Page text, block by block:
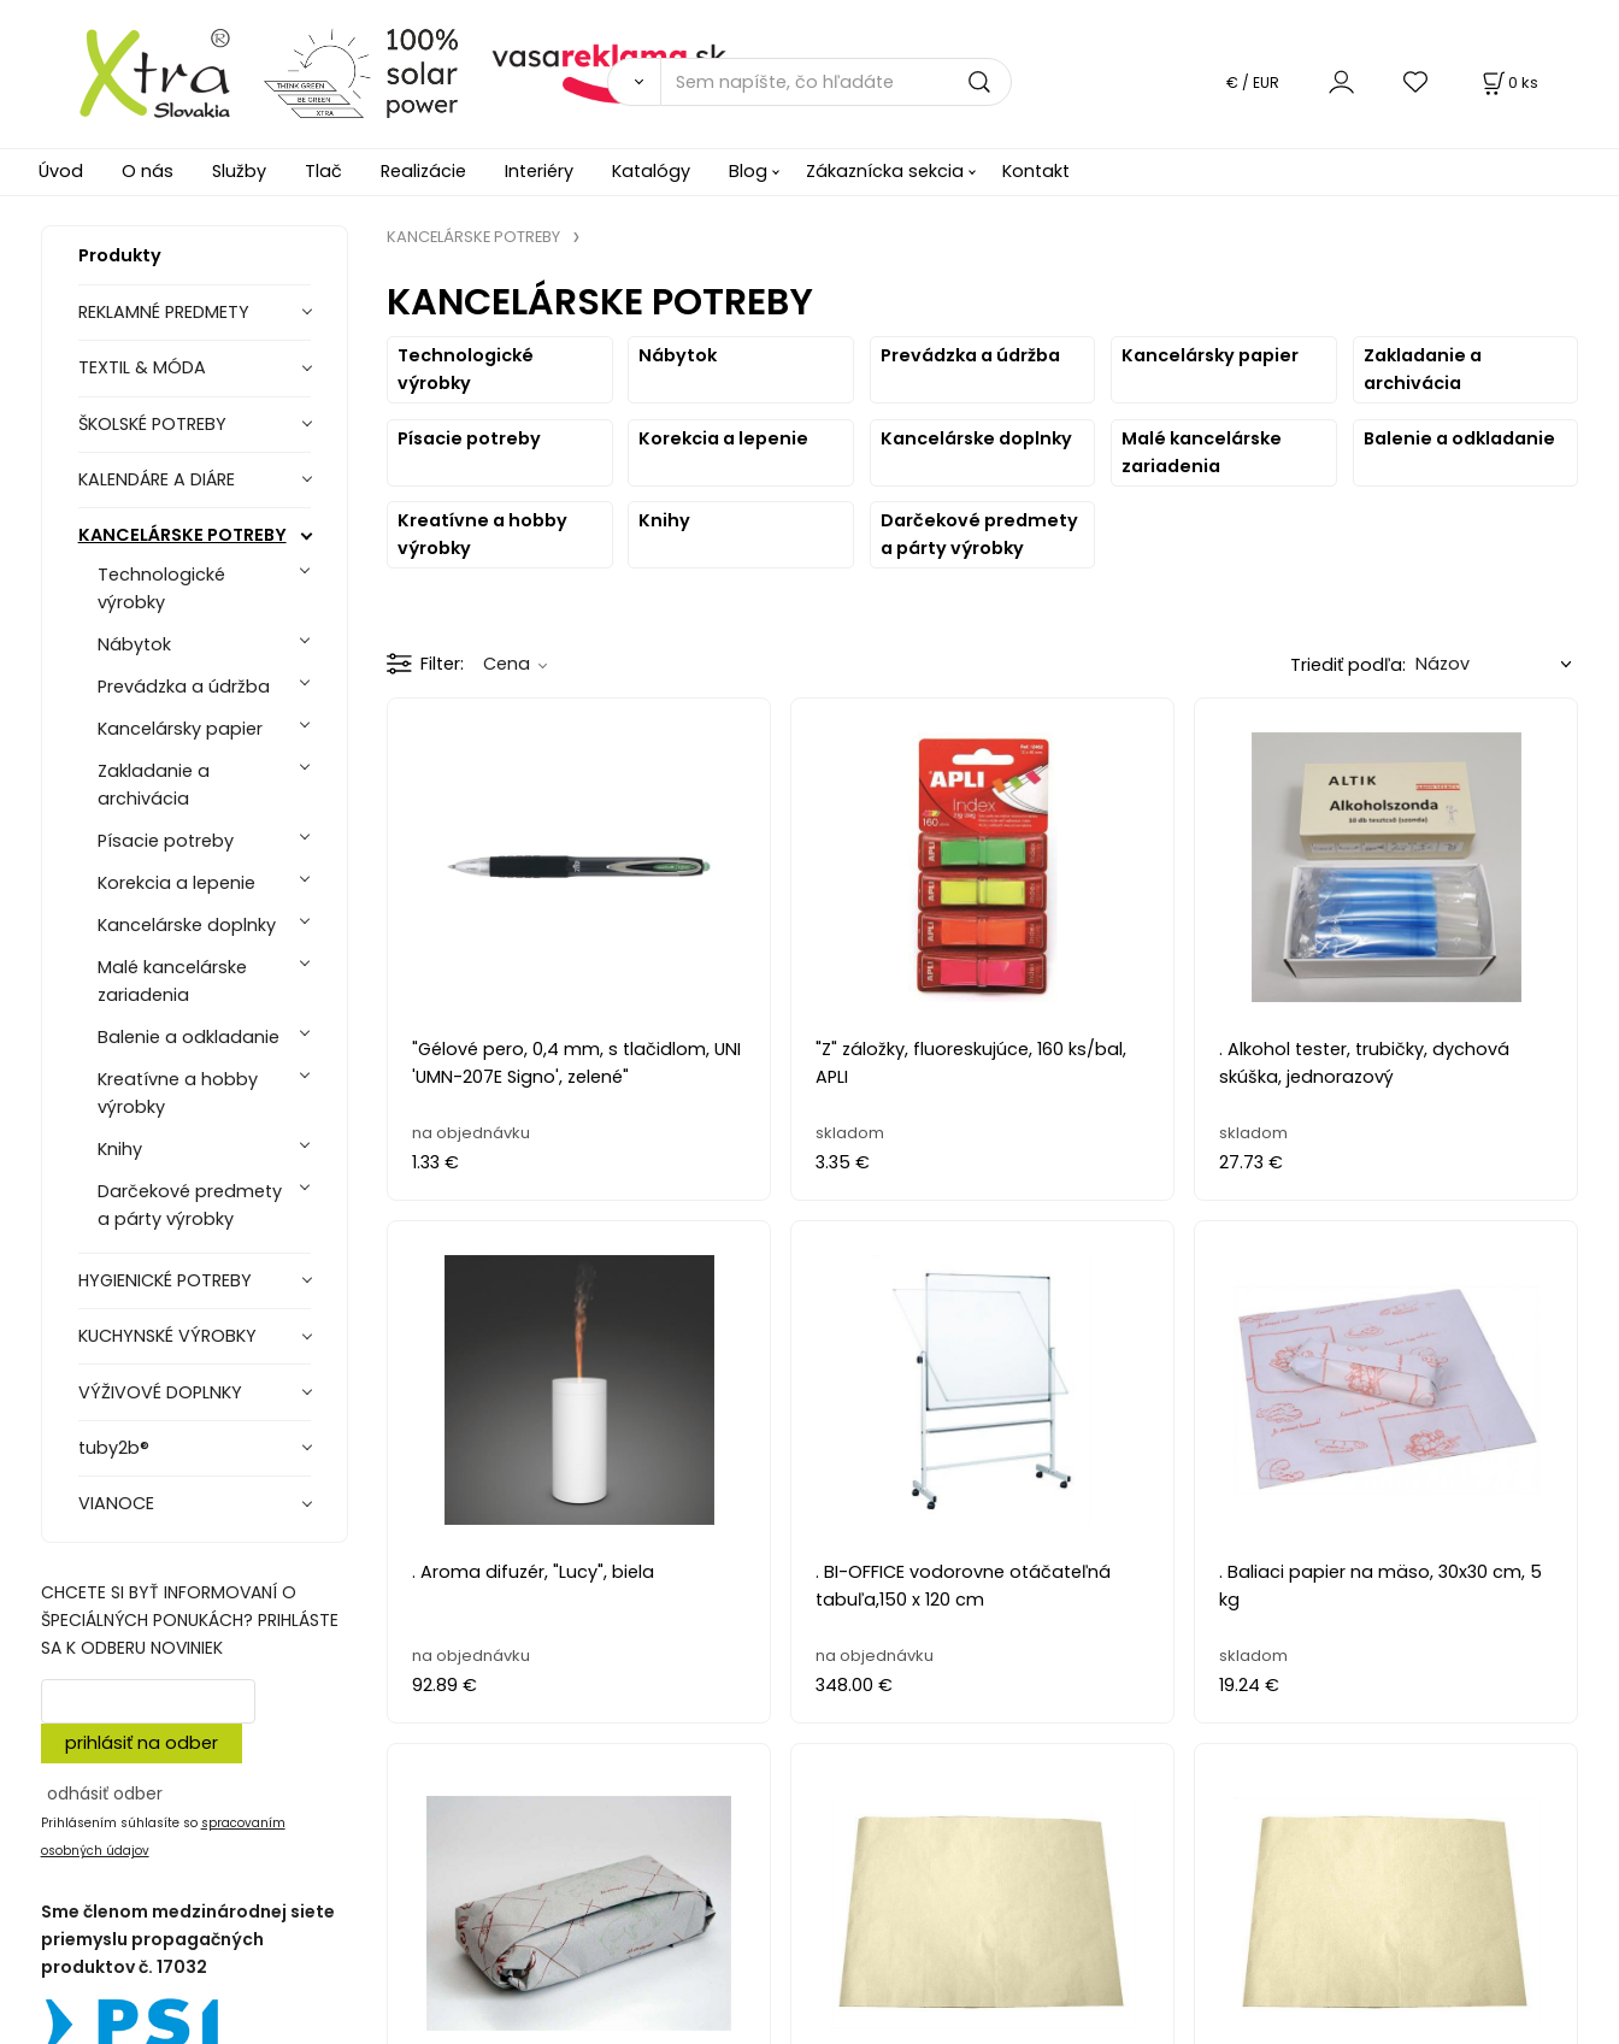
0 ks
€ / EUR
Úvod O nás Služby Tlač Realizácie Interiéry Katalógy Blog Zákaznícka sekcia Kontakt
Produkty
REKLAMNÉ PREDMETY
TEXTIL & MÓDA
ŠKOLSKÉ POTREBY
KALENDÁRE A DIÁRE
KANCELÁRSKE POTREBY
Technologické
výrobky
Nábytok
Prevádzka a údržba
Kancelársky papier
Zakladanie a
archivácia
Písacie potreby
Korekcia a lepenie
Kancelárske doplnky
Malé kancelárske
zariadenia
Balenie a odkladanie
Kreatívne a hobby
výrobky
Knihy
Darčekové predmety
a párty výrobky
HYGIENICKÉ POTREBY
KUCHYNSKÉ VÝROBKY
VÝŽIVOVÉ DOPLNKY
tuby2b®
VIANOCE
CHCETE SI BYŤ INFORMOVANÍ O
ŠPECIÁLNÝCH PONUKÁCH? PRIHLÁSTE
SA K ODBERU NOVINIEK
prihlásiť na odber
odhásiť odber
Prihlásením súhlasíte so spracovaním
osobných údajov
Sme členom medzinárodnej siete
priemyslu propagačných
produktov č. 17032
KANCELÁRSKE POTREBY
KANCELÁRSKE POTREBY
Technologické
výrobky
Nábytok Prevádzka a údržba Kancelársky papier
Zakladanie a
archivácia
Písacie potreby Korekcia a lepenie Kancelárske doplnky
Malé kancelárske
zariadenia
Balenie a odkladanie
Kreatívne a hobby
výrobky
Knihy
Darčekové predmety
a párty výrobky
Filter Cena Triediť podľa:
"Gélové pero, 0,4 mm, s tlačidlom, UNI
'UMN-207E Signo', zelené"
na objednávku
1.33 €
"Z" záložky, fluoreskujúce, 160 ks/bal,
APLI
skladom
3.35 €
. Alkohol tester, trubičky, dychová
skúška, jednorazový
skladom
27.73 €
. Aroma difuzér, "Lucy", biela
na objednávku
92.89 €
. BI-OFFICE vodorovne otáčateľná
tabuľa,150 x 120 cm
na objednávku
348.00 €
. Baliaci papier na mäso, 30x30 cm, 5
kg
skladom
19.24 €